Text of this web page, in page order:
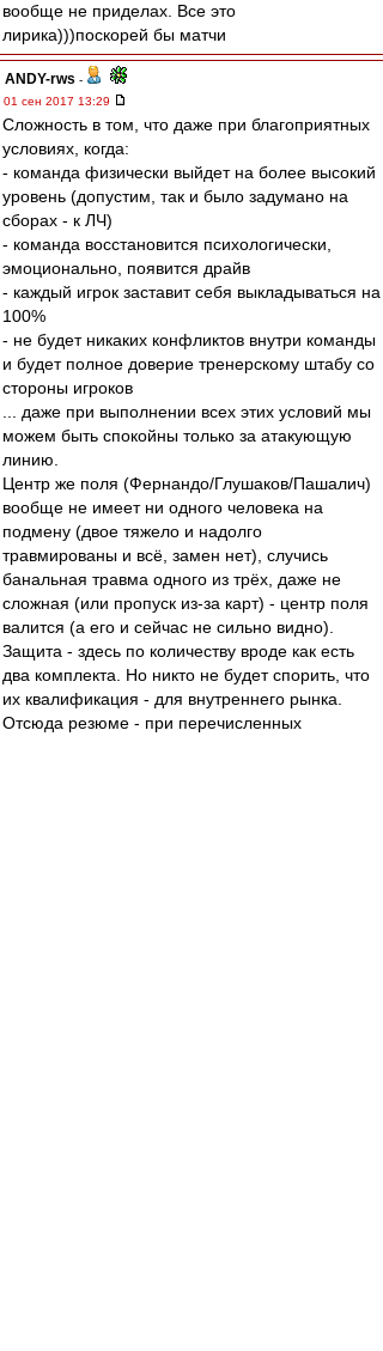
вообще не приделах. Все это
лирика)))поскорей бы матчи
ANDY-rws -
01 сен 2017 13:29
Сложность в том, что даже при благоприятных
условиях, когда:
- команда физически выйдет на более высокий
уровень (допустим, так и было задумано на
сборах - к ЛЧ)
- команда восстановится психологически,
эмоционально, появится драйв
- каждый игрок заставит себя выкладываться на
100%
- не будет никаких конфликтов внутри команды
и будет полное доверие тренерскому штабу со
стороны игроков
... даже при выполнении всех этих условий мы
можем быть спокойны только за атакующую
линию.
Центр же поля (Фернандо/Глушаков/Пашалич)
вообще не имеет ни одного человека на
подмену (двое тяжело и надолго
травмированы и всё, замен нет), случись
банальная травма одного из трёх, даже не
сложная (или пропуск из-за карт) - центр поля
валится (а его и сейчас не сильно видно).
Защита - здесь по количеству вроде как есть
два комплекта. Но никто не будет спорить, что
их квалификация - для внутреннего рынка.
Отсюда резюме - при перечисленных